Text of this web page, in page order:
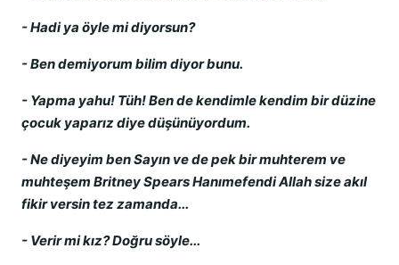
- Hadi ya öyle mi diyorsun?
- Ben demiyorum bilim diyor bunu.
- Yapma yahu! Tüh! Ben de kendimle kendim bir düzine
çocuk yaparız diye düşünüyordum.
- Ne diyeyim ben Sayın ve de pek bir muhterem ve
muhteşem Britney Spears Hanımefendi Allah size akıl
fikir versin tez zamanda...
- Verir mi kız? Doğru söyle...